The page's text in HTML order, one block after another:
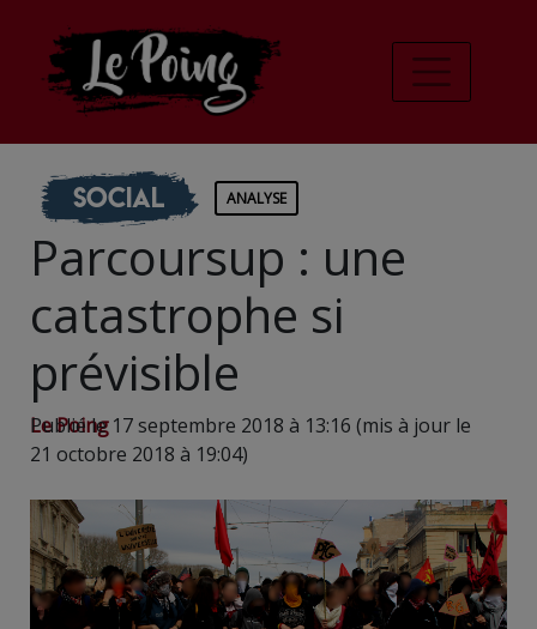
Social ANALYSE
Parcoursup : une
catastrophe si
prévisible
Le Poing
Publié le 17 septembre 2018 à 13:16 (mis à jour le
21 octobre 2018 à 19:04)